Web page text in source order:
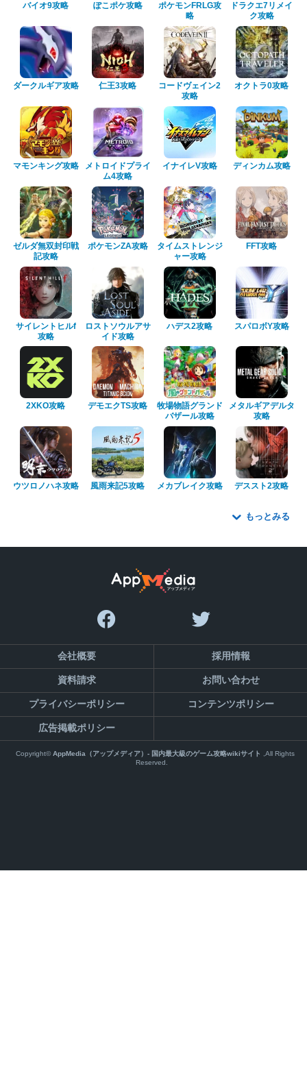
バイオ9攻略 ぽこポケ攻略
ポケモンFRLG攻
略
ドラクエ7リメイ
ク攻略
ダークルギア攻略 仁王3攻略
コードヴェイン2
攻略
オクトラ0攻略
マモンキング攻略
メトロイドプライ
ム4攻略
イナイレV攻略 ディンカム攻略
ゼルダ無双封印戦
記攻略
ポケモンZA攻略
タイムストレンジ
ャー攻略
FFT攻略
サイレントヒルf
攻略
ロストソウルアサ
イド攻略
ハデス2攻略 スパロボY攻略
2XKO攻略 デモエクTS攻略
牧場物語グランド
バザール攻略
メタルギアデルタ
攻略
ウツロノハネ攻略 風雨来記5攻略 メカブレイク攻略 デススト2攻略
もっとみる
会社概要 採用情報
資料請求 お問い合わせ
プライバシーポリシー コンテンツポリシー
広告掲載ポリシー
Copyright©AppMedia（アップメディア）- 国内最大級のゲーム攻略wikiサイト
,All Rights
Reserved.